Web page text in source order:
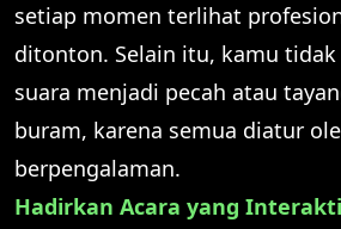
setiap momen terlihat
ditonton. Selain itu, kamu
suara menjadi pecah atau
buram, karena semua diatur
berpengalaman.
Hadirkan Acara yang